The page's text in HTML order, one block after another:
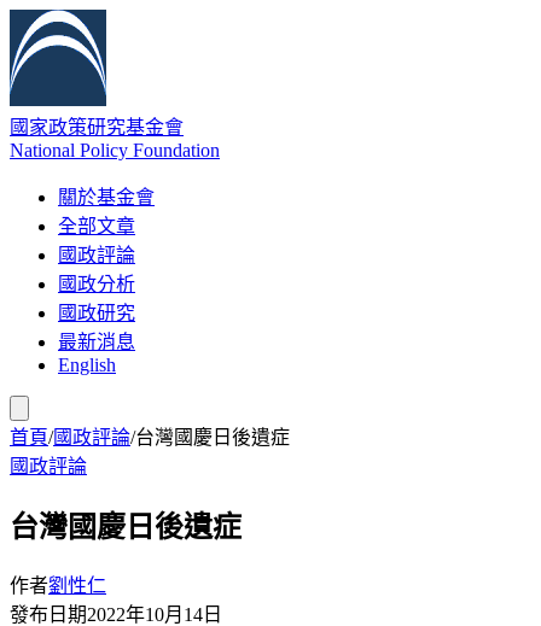
國家政策研究基金會
National Policy Foundation
關於基金會
全部文章
國政評論
國政分析
國政研究
最新消息
English
首頁/國政評論/台灣國慶日後遺症
國政評論
台灣國慶日後遺症
作者劉性仁
發布日期2022年10月14日